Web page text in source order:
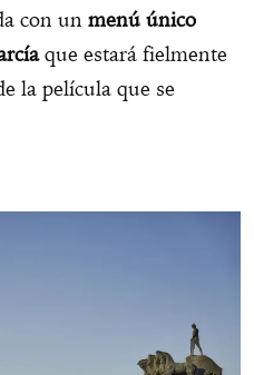
con un menú único
que estará fielmente
la película que se